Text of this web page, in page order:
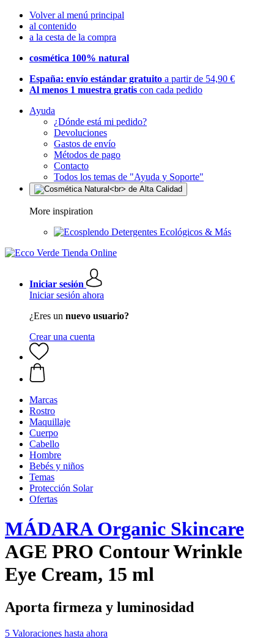
Volver al menú principal
al contenido
a la cesta de la compra
cosmética 100% natural
España: envío estándar gratuito a partir de 54,90 €
Al menos 1 muestra gratis con cada pedido
Ayuda
¿Dónde está mi pedido?
Devoluciones
Gastos de envío
Métodos de pago
Contacto
Todos los temas de "Ayuda y Soporte"
More inspiration
Detergentes Ecológicos & Más
Iniciar sesión
Iniciar sesión ahora
¿Eres un nuevo usuario?
Crear una cuenta
Marcas
Rostro
Maquillaje
Cuerpo
Cabello
Hombre
Bebés y niños
Temas
Protección Solar
Ofertas
MÁDARA Organic Skincare
AGE PRO Contour Wrinkle
Eye Cream, 15 ml
Aporta firmeza y luminosidad
5 Valoraciones hasta ahora